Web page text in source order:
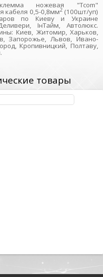
ножевая "Tcom"
кабеля 0,5-0,8мм2(100шт/уп)
по Киеву и Украине
ІнТайм, Автолюкс.
Киев, Житомир, Харьков,
Запорожье, Львов, Ивано-
Кропивницкий, Полтаву,
товары